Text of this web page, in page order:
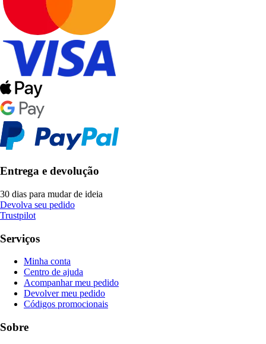
Entrega e devolução
30 dias para mudar de ideia
Devolva seu pedido
Trustpilot
Serviços
Minha conta
Centro de ajuda
Acompanhar meu pedido
Devolver meu pedido
Códigos promocionais
Sobre